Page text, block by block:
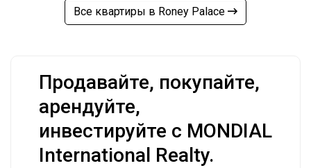
Все квартиры в Roney Palace
Продавайте, покупайте,
арендуйте,
инвестируйте с MONDIAL
International Realty.